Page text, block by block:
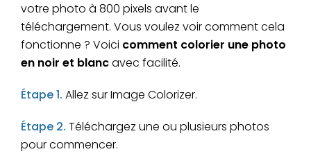
votre photo à 800 pixels avant le
téléchargement. Vous voulez voir comment cela
fonctionne ? Voici comment colorier une photo
en noir et blancavec facilité.
Étape 1. Allez sur Image Colorizer.
Étape 2. Téléchargez une ou plusieurs photos
pour commencer.